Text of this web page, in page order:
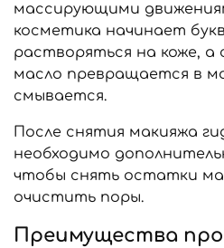
массирующими
косметика начинает
растворяться на коже, а
масло превращается в
смывается.
После снятия макияжа
необходимо
чтобы снять остатки
очистить поры.
Преимущества